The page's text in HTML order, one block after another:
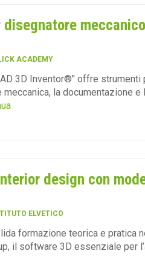
disegnatore
ACADEMY
3D Inventor®" offre strumenti
la documentazione
design con
ELVETICO
formazione teorica e pratica
il software 3D essenziale per